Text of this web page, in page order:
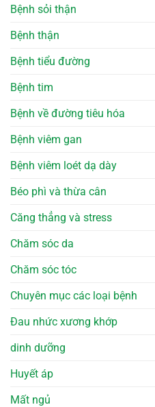
Bệnh sỏi thận
Bệnh thận
Bệnh tiểu đường
Bệnh tim
Bệnh về đường tiêu hóa
Bệnh viêm gan
Bệnh viêm loét dạ dày
Béo phì và thừa cân
Căng thẳng và stress
Chăm sóc da
Chăm sóc tóc
Chuyên mục các loại bệnh
Đau nhức xương khớp
dinh dưỡng
Huyết áp
Mất ngủ